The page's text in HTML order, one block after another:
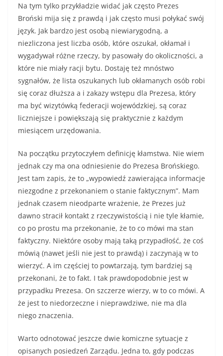
Na tym tylko przykładzie widać jak często Prezes
Broński mija się z prawdą i jak często musi połykać swój
język. Jak bardzo jest osobą niewiarygodną, a
niezliczona jest liczba osób, które oszukał, okłamał i
wygadywał różne rzeczy, by pasowały do okoliczności, a
które nie miały racji bytu. Dostaję też mnóstwo
sygnałów, że lista oszukanych lub okłamanych osób robi
się coraz dłuższa a i zakazy wstępu dla Prezesa, który
ma być wizytówką federacji wojewódzkiej, są coraz
liczniejsze i powiększają się praktycznie z każdym
miesiącem urzędowania.
Na początku przytoczyłem definicję kłamstwa. Nie wiem
jednak czy ma ona odniesienie do Prezesa Brońskiego.
Jest tam zapis, że to „wypowiedź zawierająca informacje
niezgodne z przekonaniem o stanie faktycznym”. Mam
jednak czasem nieodparte wrażenie, że Prezes już
dawno stracił kontakt z rzeczywistością i nie tyle kłamie,
co po prostu ma przekonanie, że to co mówi ma stan
faktyczny. Niektóre osoby mają taką przypadłość, że coś
mówią (nawet jeśli nie jest to prawdą) i zaczynają w to
wierzyć. A im częściej to powtarzają, tym bardziej są
przekonani, że to fakt. I tak prawdopodobnie jest w
przypadku Prezesa. On szczerze wierzy, w to co mówi. A
że jest to niedorzeczne i nieprawdziwe, nie ma dla
niego znaczenia.
Warto odnotować jeszcze dwie komiczne sytuacje z
opisanych posiedzeń Zarządu. Jedna to, gdy podczas